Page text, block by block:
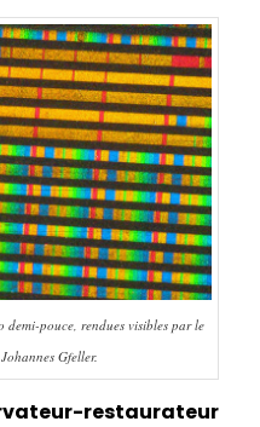
demi-pouce, rendues visibles par le
Gfeller.
restaurateur